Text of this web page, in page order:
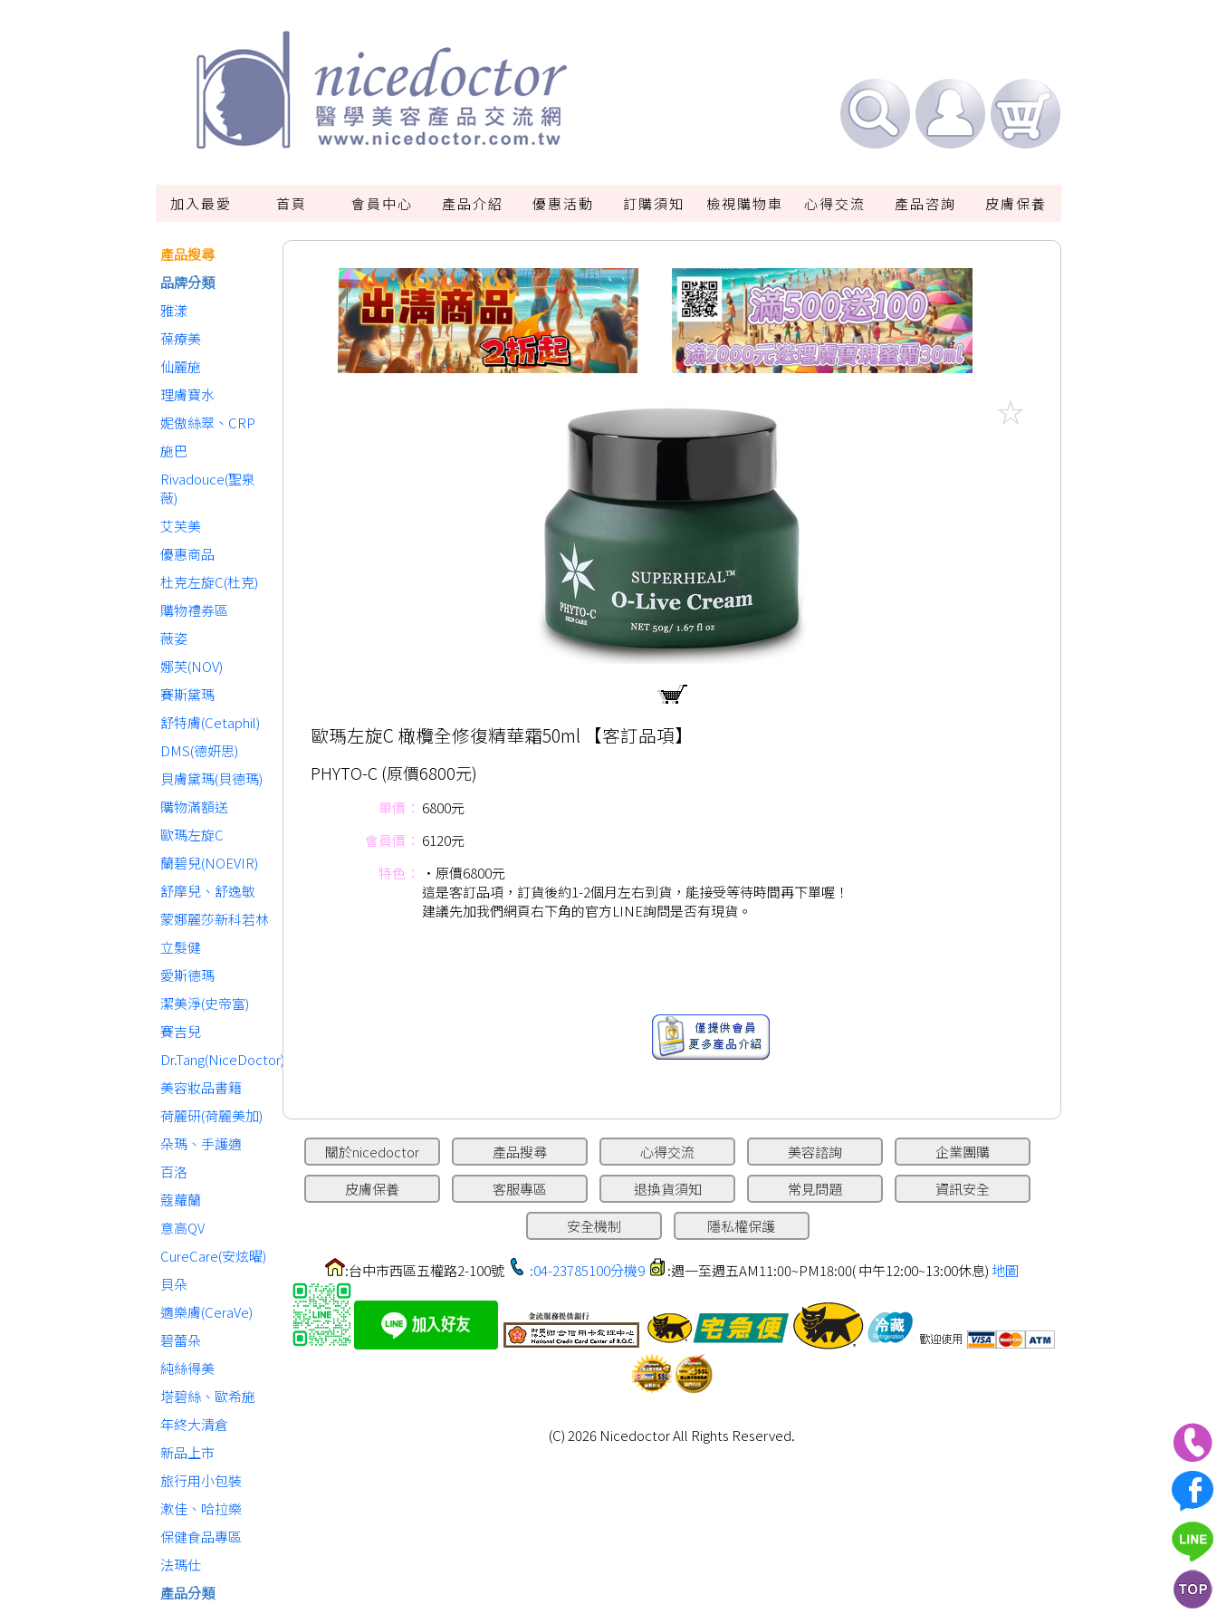
加入最愛 首頁 會員中心 產品介紹 優惠活動 訂購須知 檢視購物車 心得交流 產品咨詢 皮膚保養
產品搜尋
品牌分類
雅漾
葆療美
仙麗施
理膚寶水
妮傲絲翠、CRP
施巴
Rivadouce(聖泉
薇)
艾芙美
優惠商品
杜克左旋C(杜克)
購物禮券區
薇姿
娜芙(NOV)
賽斯黛瑪
舒特膚(Cetaphil)
DMS(德妍思)
貝膚黛瑪(貝德瑪)
購物滿額送
歐瑪左旋C
蘭碧兒(NOEVIR)
舒摩兒、舒逸敏
蒙娜麗莎新科若林
立髮健
愛斯德瑪
潔美淨(史帝富)
賽吉兒
Dr.Tang(NiceDoctor)
美容妝品書籍
荷麗研(荷麗美加)
朵瑪、手護適
百洛
蔻蘿蘭
意高QV
CureCare(安炫曜)
貝朵
適樂膚(CeraVe)
碧蕾朵
純絲得美
塔碧絲、歐希施
年終大清倉
新品上市
旅行用小包裝
漱佳、哈拉樂
保健食品專區
法瑪仕
產品分類
歐瑪左旋C 橄欖全修復精華霜50ml 【客訂品項】
PHYTO-C (原價6800元)
單價： 6800元
會員價： 6120元
特色：
‧原價6800元
這是客訂品項，訂貨後約1-2個月左右到貨，能接受等待時間再下單喔！
建議先加我們網頁右下角的官方LINE詢問是否有現貨。
關於nicedoctor 產品搜尋 心得交流 美容諮詢
企業團購
皮膚保養
客服專區 退換貨須知 常見問題
資訊安全
安全機制
隱私權保護
:台中市西區五權路2-100號 :04-23785100分機9 :週一至週五AM11:00~PM18:00( 中午12:00~13:00休息) 地圖
(C) 2026 Nicedoctor All Rights Reserved.